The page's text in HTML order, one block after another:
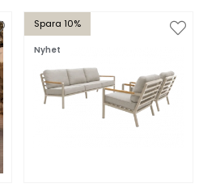
Spara 10%
Nyhet